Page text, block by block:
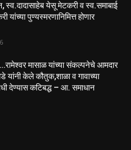
स्व.दादासाहेब येसू मेटकरी व स्व.समाबाई
यांच्या पुण्यस्मरणानिमित्त होणार
मासाळ यांच्या संकल्पनेचे आमदार
यांनी केले कौतुक,शाळा व गावाच्या
देण्यास कटिबद्ध – आ. समाधान